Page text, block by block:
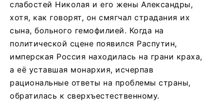
слабостей Николая и его жены Александры,
хотя, как говорят, он смягчал страдания их
сына, больного гемофилией. Когда на
политической сцене появился Распутин,
имперская Россия находилась на грани краха,
а её уставшая монархия, исчерпав
рациональные ответы на проблемы страны,
обратилась к сверхъестественному.